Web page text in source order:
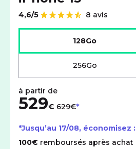
Note de
4,6/5
8 avis
128Go
256Go
529€ 629€
*Jusqu’au 17/08, économisez :
100€ remboursés après achat